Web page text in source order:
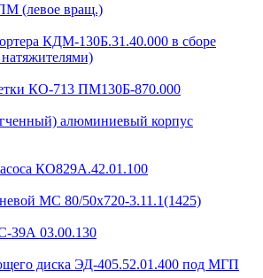
(левое вращ.)
КДМ-130Б.31.40.000 в сборе
КО-713 ПМ130Б-870.000
алюминиевый корпус
КО829А.42.01.100
МС 80/50х720-3.11.1(1425)
39А 03.00.130
диска ЭД-405.52.01.400 под МГП